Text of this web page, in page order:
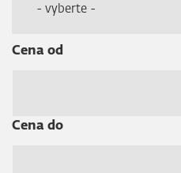
- vyberte -
Cena od
Cena do